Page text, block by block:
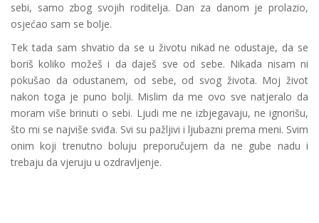
sebi, samo zbog svojih roditelja. Dan za danom je prolazio,
osjećao sam se bolje.
Tek tada sam shvatio da se u životu nikad ne odustaje, da se
boriš koliko možeš i da daješ sve od sebe. Nikada nisam ni
pokušao da odustanem, od sebe, od svog života. Moj život
nakon toga je puno bolji. Mislim da me ovo sve natjeralo da
moram više brinuti o sebi. Ljudi me ne izbjegavaju, ne ignorišu,
što mi se najviše sviđa. Svi su pažljivi i ljubazni prema meni. Svim
onim koji trenutno boluju preporučujem da ne gube nadu i
trebaju da vjeruju u ozdravljenje.